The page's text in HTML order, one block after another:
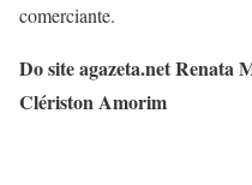
comerciante.
Do site agazeta.net Renata
Clériston Amorim